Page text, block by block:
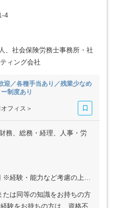
4
、社会保険労務士事務所・社
ィング会社
迎／各種手当あり／残業少なめ
制度あり
フィス＞
務、総務・経理、人事・労
考慮の上、決定いたします ※残業代は全額支給
たは同等の知識をお持ちの方
験をお持ちの方は、資格不